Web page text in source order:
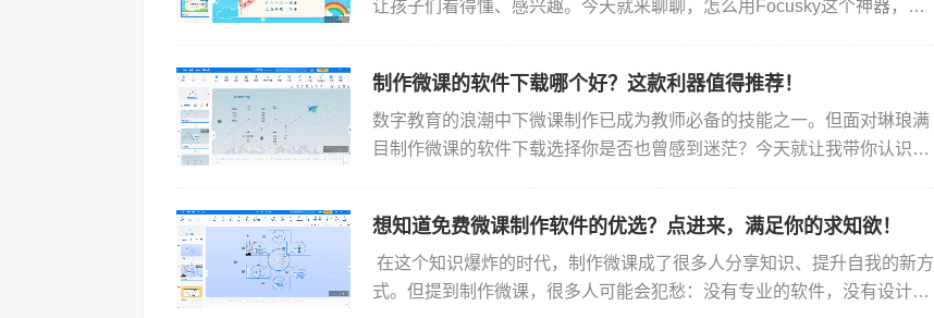
让孩子们看得懂、感兴趣。今天就来聊聊，怎么用Focusky这个神器，轻
制作微课的软件下载哪个好？这款利器值得推荐！
数字教育的浪潮中下微课制作已成为教师必备的技能之一。但面对琳琅满
目制作微课的软件下载选择你是否也曾感到迷茫？今天就让我带你认识一
想知道免费微课制作软件的优选？点进来，满足你的求知欲！
在这个知识爆炸的时代，制作微课成了很多人分享知识、提升自我的新方
式。但提到制作微课，很多人可能会犯愁：没有专业的软件，没有设计基